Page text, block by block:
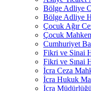
Bölge Adliye
Bölge Adliye
Çocuk Ağır
Çocuk
Cumhuriyet
Fikri ve Sinai
Fikri ve Sınai
İcra Ceza
İcra Hukuk
İcra Müdürlüğü